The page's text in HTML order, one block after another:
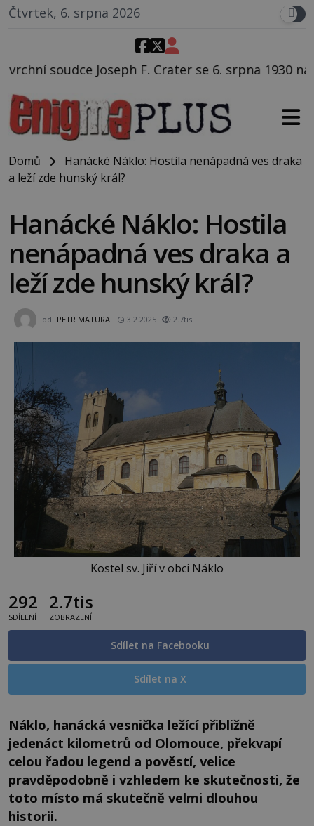
Čtvrtek, 6. srpna 2026
Crater se 6. srpna 1930 navečeří ve své
Domů
Hanácké Náklo: Hostila nenápadná ves draka
a leží zde hunský král?
Hanácké Náklo: Hostila
nenápadná ves draka a
leží zde hunský král?
od PETR MATURA 3.2.2025 2.7tis
Kostel sv. Jiří v obci Náklo
292
SDÍLENÍ
2.7tis
ZOBRAZENÍ
Sdílet na Facebooku
Sdílet na X
Náklo, hanácká vesnička ležící přibližně
jedenáct kilometrů od Olomouce, překvapí
celou řadou legend a pověstí, velice
pravděpodobně i vzhledem ke skutečnosti, že
toto místo má skutečně velmi dlouhou
historii.